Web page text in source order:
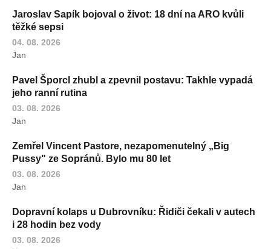
Jaroslav Sapík bojoval o život: 18 dní na ARO kvůli
těžké sepsi
04. 08. 2026
Jan
Pavel Šporcl zhubl a zpevnil postavu: Takhle vypadá
jeho ranní rutina
03. 08. 2026
Jan
Zemřel Vincent Pastore, nezapomenutelný „Big
Pussy" ze Sopránů. Bylo mu 80 let
03. 08. 2026
Jan
Dopravní kolaps u Dubrovníku: Řidiči čekali v autech
i 28 hodin bez vody
03. 08. 2026